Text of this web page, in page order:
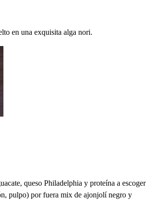
en una exquisita alga nori.
queso Philadelphia y proteína a escoger
pulpo) por fuera mix de ajonjolí negro y